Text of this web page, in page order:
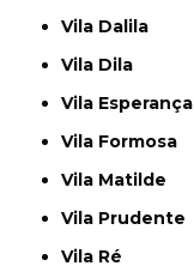
Vila Dalila
Vila Dila
Vila Esperança
Vila Formosa
Vila Matilde
Vila Prudente
Vila Ré